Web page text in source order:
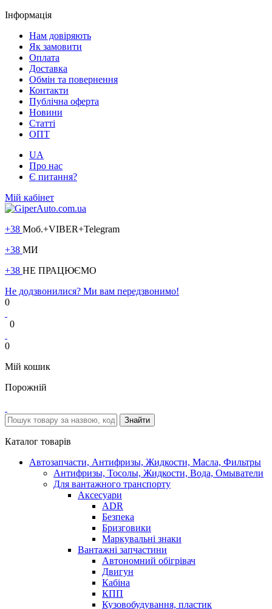
Інформація
Нам довіряють
Як замовити
Оплата
Доставка
Обмін та повернення
Контакти
Публічна оферта
Новини
Статті
ОПТ
UA
Про нас
Є питання?
Мій кабінет
+38 Моб.+VIBER+Telegram
+38 МИ
+38 НЕ ПРАЦЮЄМО
Не додзвонилися? Ми вам передзвонимо!
0
0
0
Мій кошик
Порожній
Каталог товарів
Автозапчасти, Антифризы, Жидкости, Масла, Фильтры
Антифризы, Тосолы, Жидкости, Вода, Омыватели
Для вантажного транспорту
Аксесуари
ADR
Безпека
Бризговики
Маркувальні знаки
Вантажні запчастини
Автономний обігрівач
Двигун
Кабіна
КПП
Кузовобудування, пластик